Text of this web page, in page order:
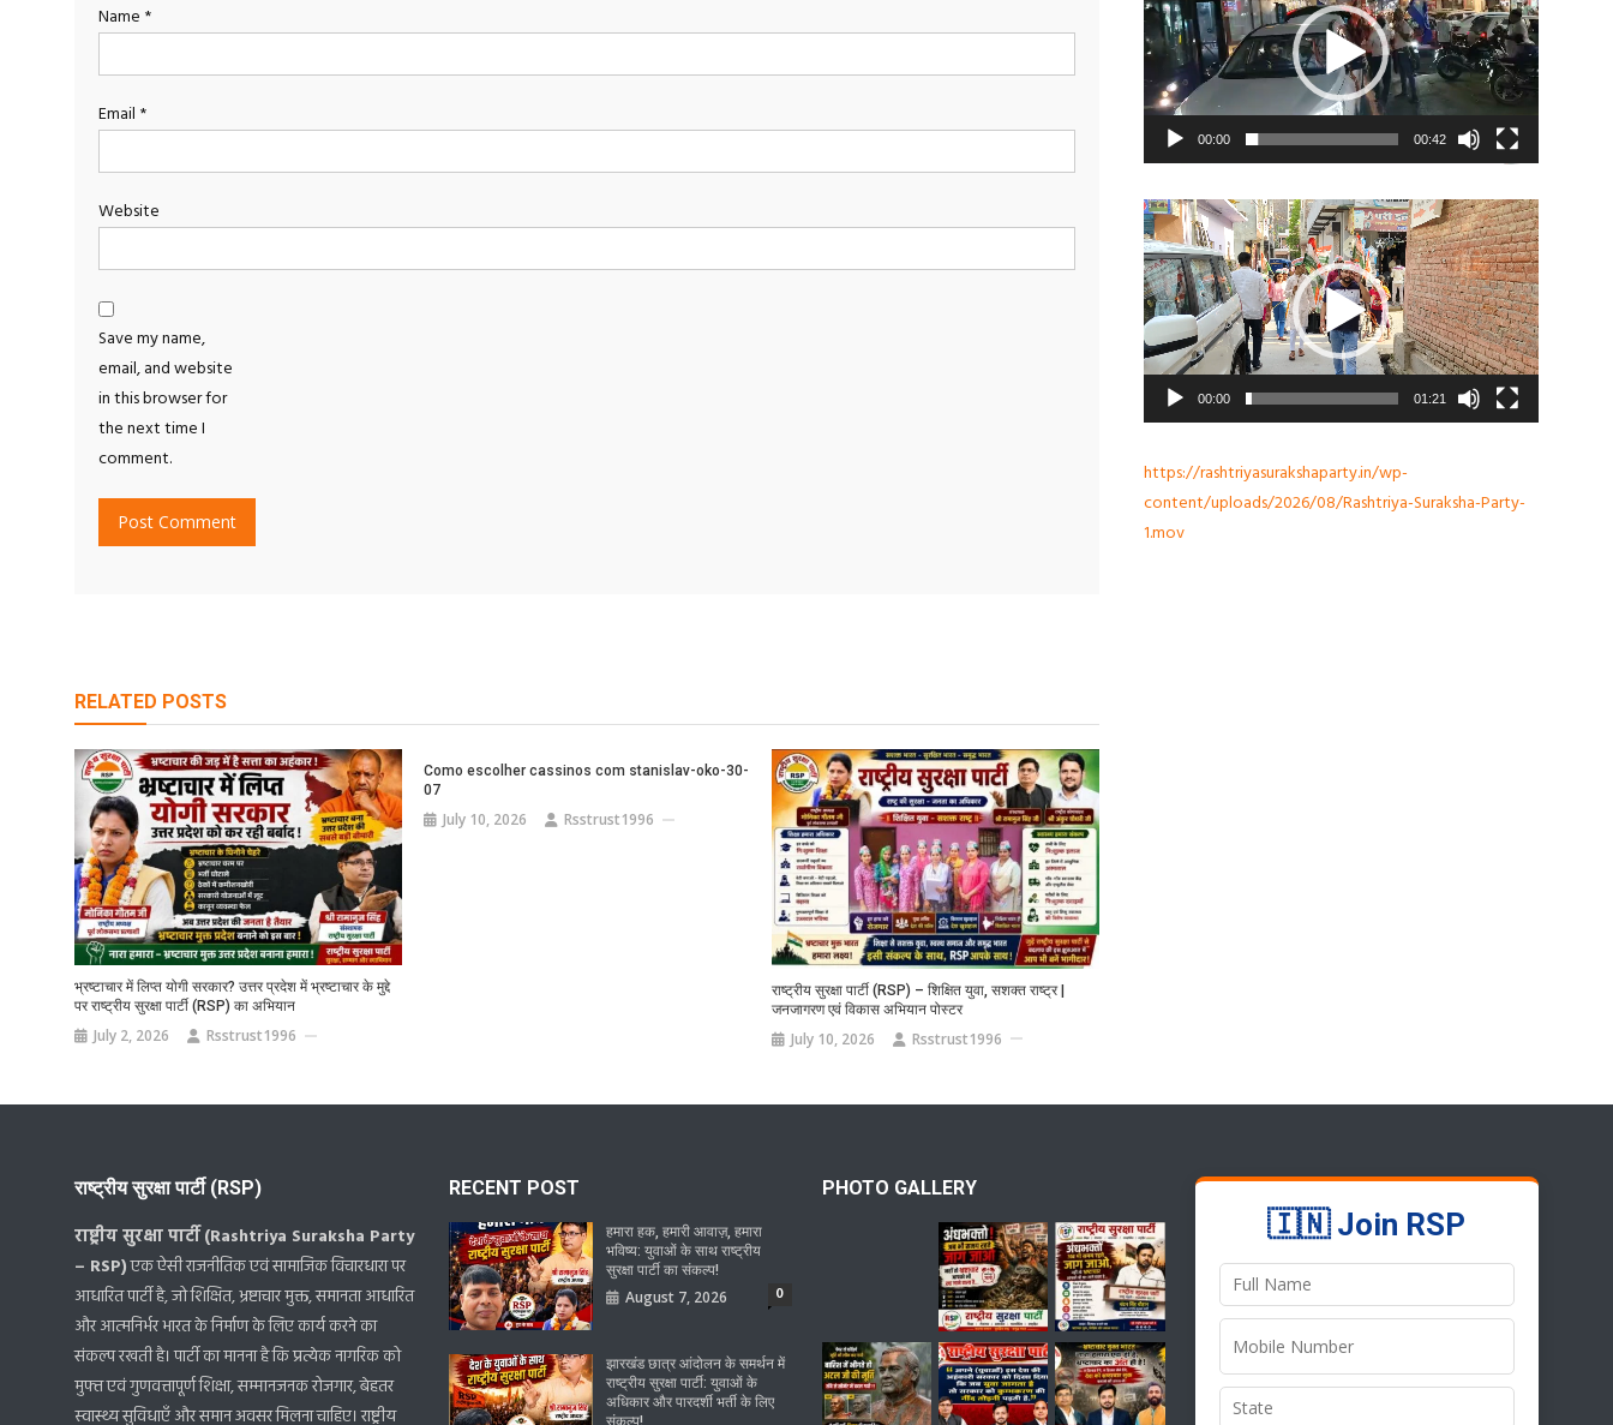
Name *
Email *
Website
Save my name,
email, and website
in this browser for
the next time I
comment.
RELATED POSTS
भ्रष्टाचार में लिप्त योगी सरकार? उत्तर प्रदेश में भ्रष्टाचार के मुद्दे
पर राष्ट्रीय सुरक्षा पार्टी (RSP) का अभियान
July 2, 2026 Rsstrust1996
Como escolher cassinos com stanislav-oko-30-
07
July 10, 2026 Rsstrust1996
राष्ट्रीय सुरक्षा पार्टी (RSP) – शिक्षित युवा, सशक्त राष्ट्र |
जनजागरण एवं विकास अभियान पोस्टर
July 10, 2026 Rsstrust1996
00:00 00:42
Video
Player
00:00 01:21
https://rashtriyasurakshaparty.in/wp-
content/uploads/2026/08/Rashtriya-Suraksha-Party-
1.mov
राष्ट्रीय सुरक्षा पार्टी (RSP)
राष्ट्रीय सुरक्षा पार्टी (Rashtriya Suraksha Party
– RSP)एक ऐसी राजनीतिक एवं सामाजिक विचारधारा पर
आधारित पार्टी है, जो शिक्षित, भ्रष्टाचार मुक्त, समानता आधारित
और आत्मनिर्भर भारत के निर्माण के लिए कार्य करने का
संकल्प रखती है। पार्टी का मानना है कि प्रत्येक नागरिक को
मुफ्त एवं गुणवत्तापूर्ण शिक्षा, सम्मानजनक रोजगार, बेहतर
स्वास्थ्य सुविधाएँ और समान अवसर मिलना चाहिए। राष्ट्रीय
RECENT POST
हमारा हक, हमारी आवाज़, हमारा
भविष्य: युवाओं के साथ राष्ट्रीय
सुरक्षा पार्टी का संकल्प!
August 7, 2026 0
झारखंड छात्र आंदोलन के समर्थन में
राष्ट्रीय सुरक्षा पार्टी: युवाओं के
अधिकार और पारदर्शी भर्ती के लिए
संकल्प!
PHOTO GALLERY
🇮🇳 Join RSP